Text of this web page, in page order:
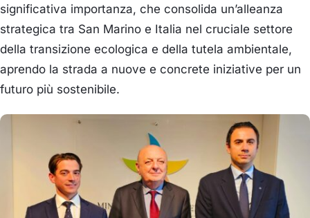
significativa importanza, che consolida un’alleanza
strategica tra San Marino e Italia nel cruciale settore
della transizione ecologica e della tutela ambientale,
aprendo la strada a nuove e concrete iniziative per un
futuro più sostenibile.